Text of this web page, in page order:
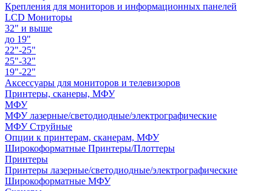
Крепления для мониторов и информационных панелей
LCD Мониторы
32" и выше
до 19"
22"-25"
25"-32"
19"-22"
Аксессуары для мониторов и телевизоров
Принтеры, сканеры, МФУ
МФУ
МФУ лазерные/светодиодные/электрографические
МФУ Струйные
Опции к принтерам, сканерам, МФУ
Широкоформатные Принтеры/Плоттеры
Принтеры
Принтеры лазерные/светодиодные/электрографические
Широкоформатные МФУ